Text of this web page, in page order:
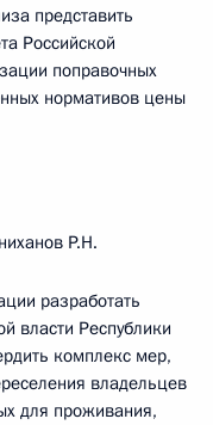
представить
Российской
поправочных
нормативов цены
Р.Н.
разработать
власти Республики
комплекс мер,
владельцев
для проживания,